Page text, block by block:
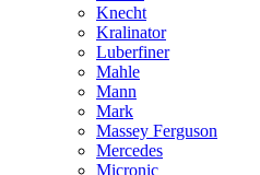
Knecht
Kralinator
Luberfiner
Mahle
Mann
Mark
Massey Ferguson
Mercedes
Micronic